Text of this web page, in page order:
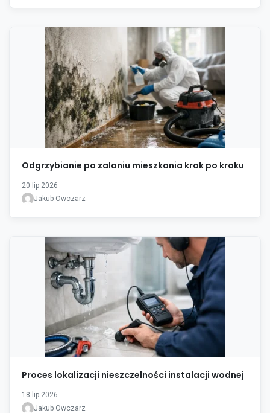
Odgrzybianie po zalaniu mieszkania krok po kroku
20 lip 2026
Jakub Owczarz
Proces lokalizacji nieszczelności instalacji wodnej
18 lip 2026
Jakub Owczarz